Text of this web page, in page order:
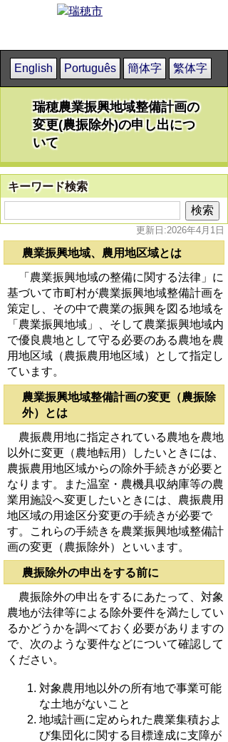
English Português 簡体字 繁体字
瑞穂農業振興地域整備計画の
変更(農振除外)の申し出につ
いて
キーワード検索
更新日:2026年4月1日
農業振興地域、農用地区域とは
「農業振興地域の整備に関する法律」に
基づいて市町村が農業振興地域整備計画を
策定し、その中で農業の振興を図る地域を
「農業振興地域」、そして農業振興地域内
で優良農地として守る必要のある農地を農
用地区域（農振農用地区域）として指定し
ています。
農業振興地域整備計画の変更（農振除
外）とは
農振農用地に指定されている農地を農地
以外に変更（農地転用）したいときには、
農振農用地区域からの除外手続きが必要と
なります。また温室・農機具収納庫等の農
業用施設へ変更したいときには、農振農用
地区域の用途区分変更の手続きが必要で
す。これらの手続きを農業振興地域整備計
画の変更（農振除外）といいます。
農振除外の申出をする前に
農振除外の申出をするにあたって、対象
農地が法律等による除外要件を満たしてい
るかどうかを調べておく必要がありますの
で、次のような要件などについて確認して
ください。
対象農用地以外の所有地で事業可能
な土地がないこと
地域計画に定められた農業集積およ
び集団化に関する目標達成に支障が